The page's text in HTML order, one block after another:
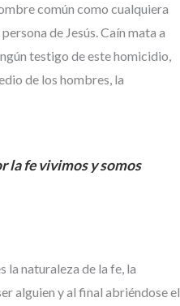
común como cualquiera
de Jesús. Caín mata a
testigo de este homicidio,
de los hombres, la
la fe vivimos y somos
la naturaleza de la fe, la
alguien y al final abriéndose el